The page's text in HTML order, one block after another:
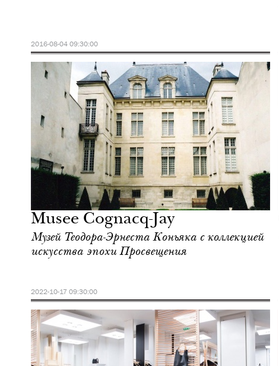
2016-08-04 09:30:00
Musee Cognacq-Jay
Музей Теодора-Эрнеста Коньяка с коллекцией
искусства эпохи Просвещения
2022-10-17 09:30:00
Культура